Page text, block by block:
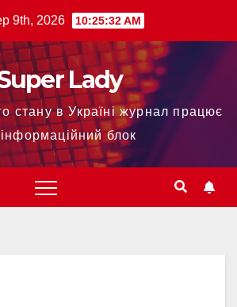
9th, 2026 10:25:33 AM
Lady
стану в Україні журнал працює
блок